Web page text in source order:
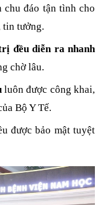
chu đáo tận tình cho
tin tưởng.
đều diễn ra nhanh
chờ lâu.
luôn được công khai,
Bộ Y Tế.
được bảo mật tuyệt